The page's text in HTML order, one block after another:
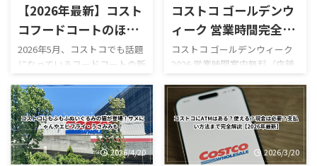
【2026年最新】コスト
コフードコートのほう
じ茶ソフトクリームが
新登場！値段・カロリ
ー・口コミ・実食レビ
ューまとめ
2026年5月、コストコでも話題
になっているフードコートの新
作スイーツ「ほうじ茶ソフト
クリーム」が登場しました！
ほうじ茶好きにはたまらない
和スイーツで、販売開始直後か
らSNSでも話題になっていま
す。 今回は実際に食べた感想
コストコ ゴールデンウ
ィーク 営業時間完全レ
ビュー｜混雑状況や回
避法も紹介！
コストコ ゴールデンウィーク
2026 営業時間案内無料（店舗
利用時）／デリバリーは別途
送料ありGW2026-COSTCO-01
GWゴールデンウィーク期間中
のコストコ営業時間と混雑状
況について詳しくはこちら GW
ゴールデンウィーク期間中の
2026/4/20 2026/3/20